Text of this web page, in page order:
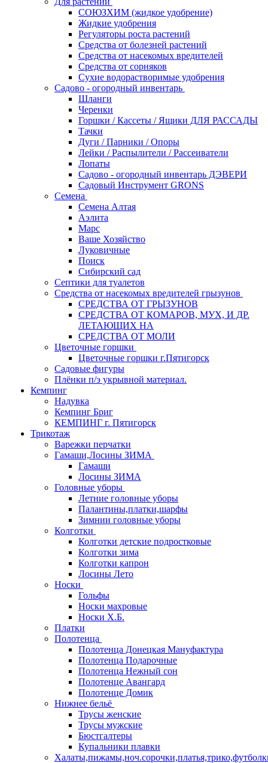
СОЮЗХИМ (жидкое удобрение)
Жидкие удобрения
Регуляторы роста растений
Средства от болезней растений
Средства от насекомых вредителей
Средства от сорняков
Сухие водорастворимые удобрения
Садово - огородный инвентарь
Шланги
Черенки
Горшки / Кассеты / Ящики ДЛЯ РАССАДЫ
Тачки
Дуги / Парники / Опоры
Лейки / Распылители / Рассеиватели
Лопаты
Садово - огородный инвентарь ДЭВЕРИ
Садовый Инструмент GRONS
Семена
Семена Алтая
Аэлита
Марс
Ваше Хозяйство
Луковичные
Поиск
Сибирский сад
Септики для туалетов
Средства от насекомых вредителей грызунов
СPEДСТВА ОТ ГРЫЗУНОВ
СРЕДСТВА ОТ КОМАРОВ, МУХ, И ДР.
ЛЕТАЮЩИХ НА
СРЕДСТВА ОТ МОЛИ
Цветочные горшки
Цветочные горшки г.Пятигорск
Садовые фигуры
Плёнки п/э укрывной материал.
Кемпинг
Надувка
Кемпинг Бриг
КЕМПИНГ г. Пятигорск
Трикотаж
Варежки перчатки
Гамаши,Лосины ЗИМА
Гамаши
Лосины ЗИМА
Головные уборы
Летние головные уборы
Палантины,платки,шарфы
Зимнии головные уборы
Колготки
Колготки детские подростковые
Колготки зима
Колготки капрон
Лосины Лето
Носки
Гольфы
Носки махровые
Носки Х.Б.
Платки
Полотенца
Полотенца Донецкая Мануфактура
Полотенца Подарочные
Полотенца Нежный сон
Полотенце Авангард
Полотенце Домик
Нижнее бельё
Трусы женские
Трусы мужские
Бюстгалтеры
Купальники плавки